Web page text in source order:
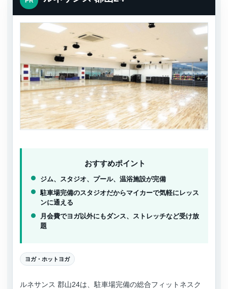
おすすめポイント
ジム、スタジオ、プール、温浴施設が完備
駐車場完備のスタジオだからマイカーで気軽にレッス
ンに通える
月会費でヨガ以外にもダンス、ストレッチなど受け放
題
ヨガ・ホットヨガ
ルネサンス 郡山24は、駐車場完備の総合フィットネスク